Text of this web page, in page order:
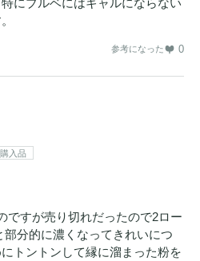
参考になった 0
購入品
ですが売り切れだったので2ロー
分的に濃くなってきれいにつ
トントンして縁に溜まった粉を